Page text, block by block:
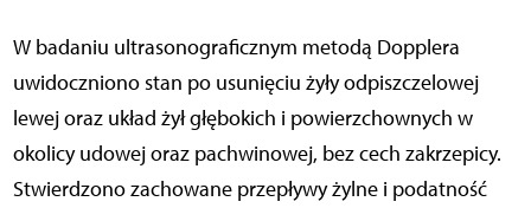
W badaniu ultrasonograficznym metodą Dopplera
uwidoczniono stan po usunięciu żyły odpiszczelowej
lewej oraz układ żył głębokich i powierzchownych w
okolicy udowej oraz pachwinowej, bez cech zakrzepicy.
Stwierdzono zachowane przepływy żylne i podatność